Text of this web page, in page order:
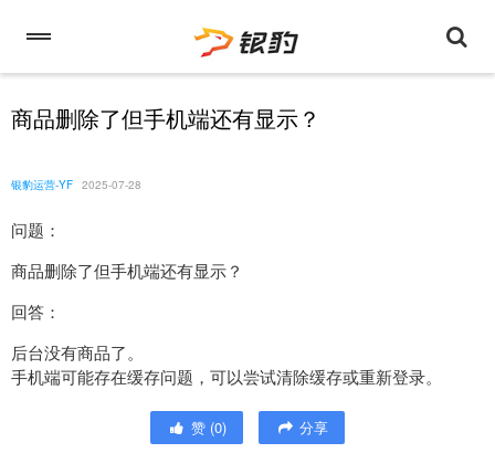
商品删除了但手机端还有显示？
银豹运营-YF 2025-07-28
问题：
商品删除了但手机端还有显示？
回答：
后台没有商品了。
手机端可能存在缓存问题，可以尝试清除缓存或重新登录。
赞 (0) 分享